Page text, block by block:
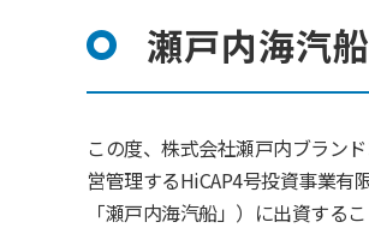
瀬戸内海汽
この度、株式会社瀬戸内ブラン
営管理するHiCAP4号投資事業
「瀬戸内海汽船」）に出資する